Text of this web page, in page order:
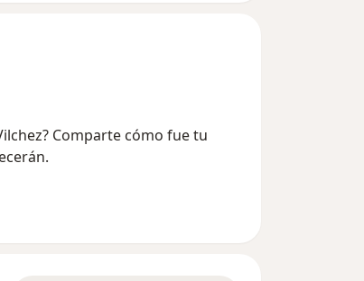
Comparte cómo fue tu